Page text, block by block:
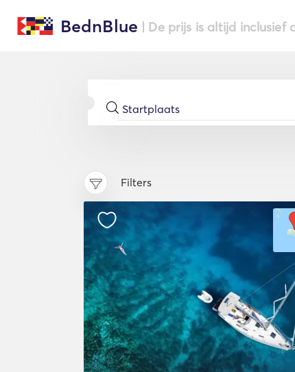
BednBlue | De prijs is altijd inclusief
Filters